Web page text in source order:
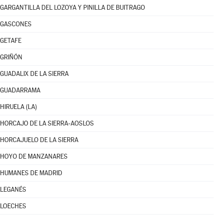
GARGANTILLA DEL LOZOYA Y PINILLA DE BUITRAGO
GASCONES
GETAFE
GRIÑÓN
GUADALIX DE LA SIERRA
GUADARRAMA
HIRUELA (LA)
HORCAJO DE LA SIERRA-AOSLOS
HORCAJUELO DE LA SIERRA
HOYO DE MANZANARES
HUMANES DE MADRID
LEGANÉS
LOECHES